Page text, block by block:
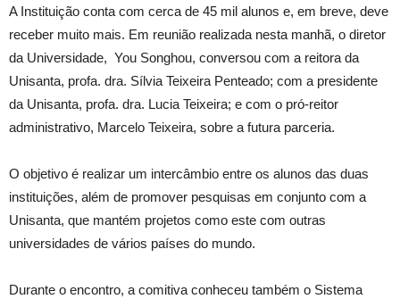
A Instituição conta com cerca de 45 mil alunos e, em breve, deve
receber muito mais. Em reunião realizada nesta manhã, o diretor
da Universidade, You Songhou, conversou com a reitora da
Unisanta, profa. dra. Sílvia Teixeira Penteado; com a presidente
da Unisanta, profa. dra. Lucia Teixeira; e com o pró-reitor
administrativo, Marcelo Teixeira, sobre a futura parceria.
O objetivo é realizar um intercâmbio entre os alunos das duas
instituições, além de promover pesquisas em conjunto com a
Unisanta, que mantém projetos como este com outras
universidades de vários países do mundo.
Durante o encontro, a comitiva conheceu também o Sistema